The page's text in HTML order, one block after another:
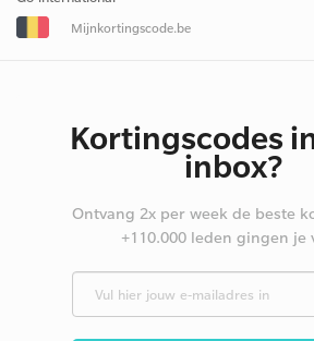
Mijnkortingscode.be
Kortingscodes
inbox?
Ontvang 2x per week de beste
+110.000 leden gingen je